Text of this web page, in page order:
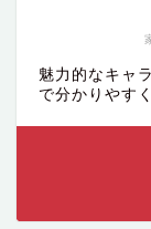
魅力的なキャ
で分かりやす